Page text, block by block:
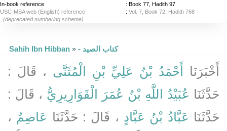
In-book reference
: Book 77, Hadith 97
USC-MSA web (English) reference
: Vol. 7, Book 72, Hadith 768
(deprecated numbering scheme)
Sahih Ibn Hibban » - كتاب الصيد
أَخْبَرَنَا أَحْمَدُ بْنُ عَلِيِّ بْنِ الْمُثَنَّى ، قَالَ :
حَدَّثَنَا عُبَيْدُ اللَّهِ بْنُ عُمَرَ الْقَوَارِيرِيُّ ، قَالَ :
حَدَّثَنَا عَبَّادُ بْنُ عَبَّادٍ ، قَالَ : حَدَّثَنَا عَاصِمٌ ،